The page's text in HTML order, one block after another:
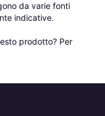
da varie fonti
indicative.
prodotto? Per